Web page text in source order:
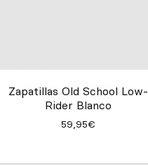
Zapatillas Old School Low-
Rider Blanco
59,95€